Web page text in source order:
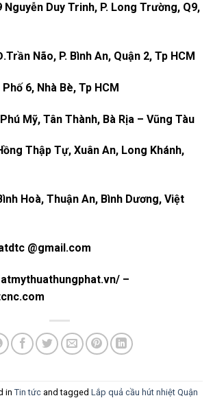
Nguyễn Duy Trinh, P. Long Trường, Q9,
Não, P. Bình An, Quận 2, Tp HCM
6, Nhà Bè, Tp HCM
Mỹ, Tân Thành, Bà Rịa – Vũng Tàu
Thập Tự, Xuân An, Long Khánh,
Hoà, Thuận An, Bình Dương, Việt
@gmail.com
–
in Tin tức and tagged Lắp quả cầu hút nhiệt Quận